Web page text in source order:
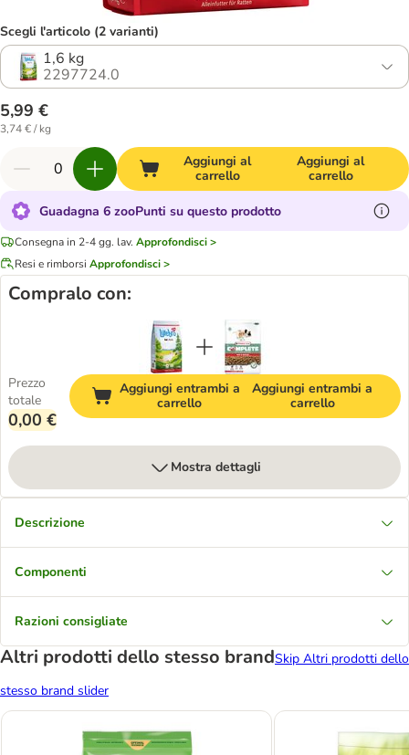
Scegli l'articolo (2 varianti)
1,6 kg
2297724.0
5,99 €
3,74 € / kg
Aggiungi al
carrello
Aggiungi al
carrello
Guadagna 6 zooPunti su questo prodotto
Consegna in 2-4 gg. lav. Approfondisci >
Resi e rimborsi Approfondisci >
Compralo con:
Prezzo
totale
0,00 €
Aggiungi entrambi a
carrello
Aggiungi entrambi a
carrello
Mostra dettagli
Descrizione
Componenti
Razioni consigliate
Altri prodotti dello stesso brandSkip Altri prodotti dello
stesso brand slider